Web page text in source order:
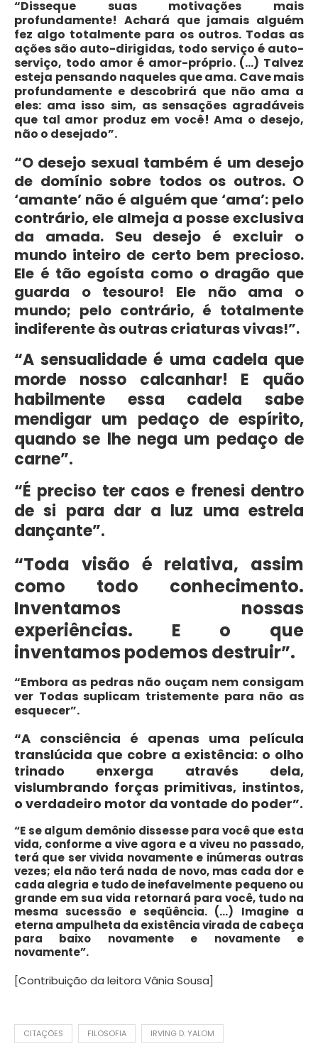
“Disseque suas motivações mais
profundamente! Achará que jamais alguém
fez algo totalmente para os outros. Todas as
ações são auto-dirigidas, todo serviço é auto-
serviço, todo amor é amor-próprio. (…) Talvez
esteja pensando naqueles que ama. Cave mais
profundamente e descobrirá que não ama a
eles: ama isso sim, as sensações agradáveis
que tal amor produz em você! Ama o desejo,
não o desejado”.
“O desejo sexual também é um desejo
de domínio sobre todos os outros. O
‘amante’ não é alguém que ‘ama’: pelo
contrário, ele almeja a posse exclusiva
da amada. Seu desejo é excluir o
mundo inteiro de certo bem precioso.
Ele é tão egoísta como o dragão que
guarda o tesouro! Ele não ama o
mundo; pelo contrário, é totalmente
indiferente às outras criaturas vivas!”.
“A sensualidade é uma cadela que
morde nosso calcanhar! E quão
habilmente essa cadela sabe
mendigar um pedaço de espírito,
quando se lhe nega um pedaço de
carne”.
“É preciso ter caos e frenesi dentro
de si para dar a luz uma estrela
dançante”.
“Toda visão é relativa, assim
como todo conhecimento.
Inventamos nossas
experiências. E o que
inventamos podemos destruir”.
“Embora as pedras não ouçam nem consigam
ver Todas suplicam tristemente para não as
esquecer”.
“A consciência é apenas uma película
translúcida que cobre a existência: o olho
trinado enxerga através dela,
vislumbrando forças primitivas, instintos,
o verdadeiro motor da vontade do poder”.
“E se algum demônio dissesse para você que esta
vida, conforme a vive agora e a viveu no passado,
terá que ser vivida novamente e inúmeras outras
vezes; ela não terá nada de novo, mas cada dor e
cada alegria e tudo de inefavelmente pequeno ou
grande em sua vida retornará para você, tudo na
mesma sucessão e seqüência. (…) Imagine a
eterna ampulheta da existência virada de cabeça
para baixo novamente e novamente e
novamente”.
[Contribuição da leitora Vânia Sousa]
CITAÇÕES FILOSOFIA IRVING D. YALOM